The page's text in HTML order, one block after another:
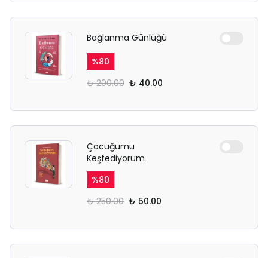
Bağlanma Günlüğü
%80
₺ 200.00 ₺ 40.00
Çocuğumu
Keşfediyorum
%80
₺ 250.00 ₺ 50.00